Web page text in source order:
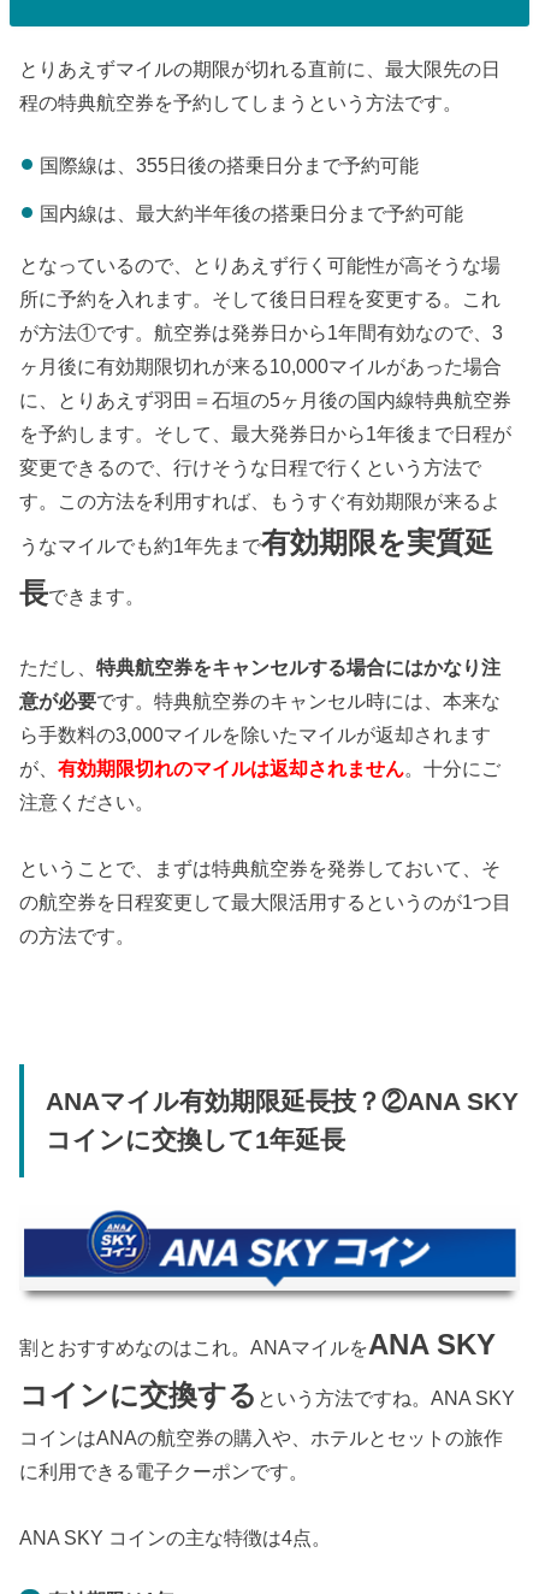
とりあえずマイルの期限が切れる直前に、最大限先の日
程の特典航空券を予約してしまうという方法です。
国際線は、355日後の搭乗日分まで予約可能
国内線は、最大約半年後の搭乗日分まで予約可能
となっているので、とりあえず行く可能性が高そうな場
所に予約を入れます。そして後日日程を変更する。これ
が方法①です。航空券は発券日から1年間有効なので、3
ヶ月後に有効期限切れが来る10,000マイルがあった場合
に、とりあえず羽田＝石垣の5ヶ月後の国内線特典航空券
を予約します。そして、最大発券日から1年後まで日程が
変更できるので、行けそうな日程で行くという方法で
す。この方法を利用すれば、もうすぐ有効期限が来るよ
うなマイルでも約1年先まで有効期限を実質延
長できます。
ただし、特典航空券をキャンセルする場合にはかなり注
意が必要です。特典航空券のキャンセル時には、本来な
ら手数料の3,000マイルを除いたマイルが返却されます
が、有効期限切れのマイルは返却されません。十分にご
注意ください。
ということで、まずは特典航空券を発券しておいて、そ
の航空券を日程変更して最大限活用するというのが1つ目
の方法です。
ANAマイル有効期限延長技？②ANA SKY
コインに交換して1年延長
割とおすすめなのはこれ。ANAマイルをANA SKY
コインに交換する という方法ですね。ANA SKY
コインはANAの航空券の購入や、ホテルとセットの旅作
に利用できる電子クーポンです。
ANA SKY コインの主な特徴は4点。